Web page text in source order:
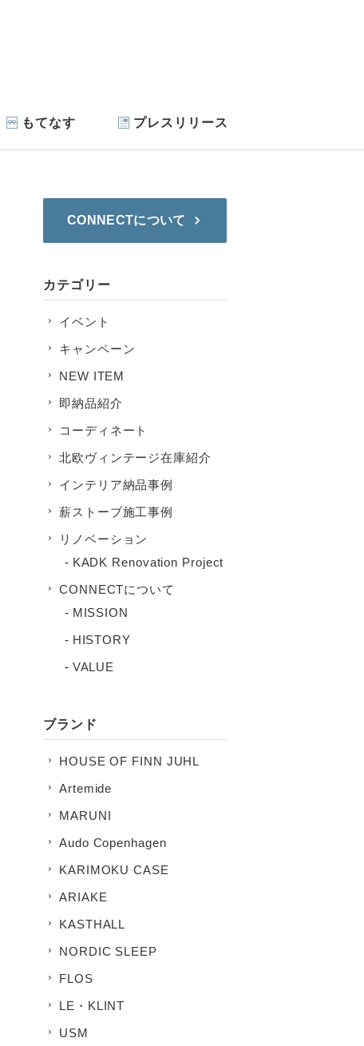
もてなす プレスリリース
CONNECTについて
カテゴリー
イベント
キャンペーン
NEW ITEM
即納品紹介
コーディネート
北欧ヴィンテージ在庫紹介
インテリア納品事例
薪ストーブ施工事例
リノベーション
KADK Renovation Project
CONNECTについて
MISSION
HISTORY
VALUE
ブランド
HOUSE OF FINN JUHL
Artemide
MARUNI
Audo Copenhagen
KARIMOKU CASE
ARIAKE
KASTHALL
NORDIC SLEEP
FLOS
LE・KLINT
USM